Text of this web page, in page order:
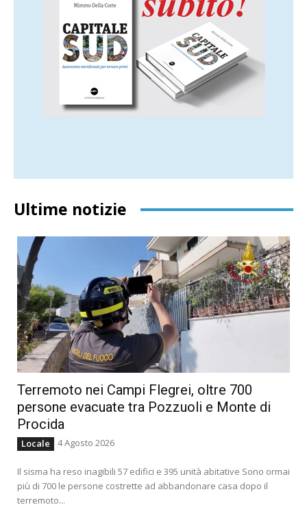
Ultime notizie
Terremoto nei Campi Flegrei, oltre 700
persone evacuate tra Pozzuoli e Monte di
Procida
Locale 4 Agosto 2026
Il sisma ha reso inagibili 57 edifici e 395 unità abitative Sono ormai
più di 700 le persone costrette ad abbandonare casa dopo il
terremoto...